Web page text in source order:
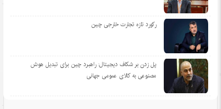
رکورد تازه تجارت خارجی چین
پل زدن بر شکاف دیجیتال: راهبرد چین برای تبدیل هوش
مصنوعی به کالای عمومی جهانی